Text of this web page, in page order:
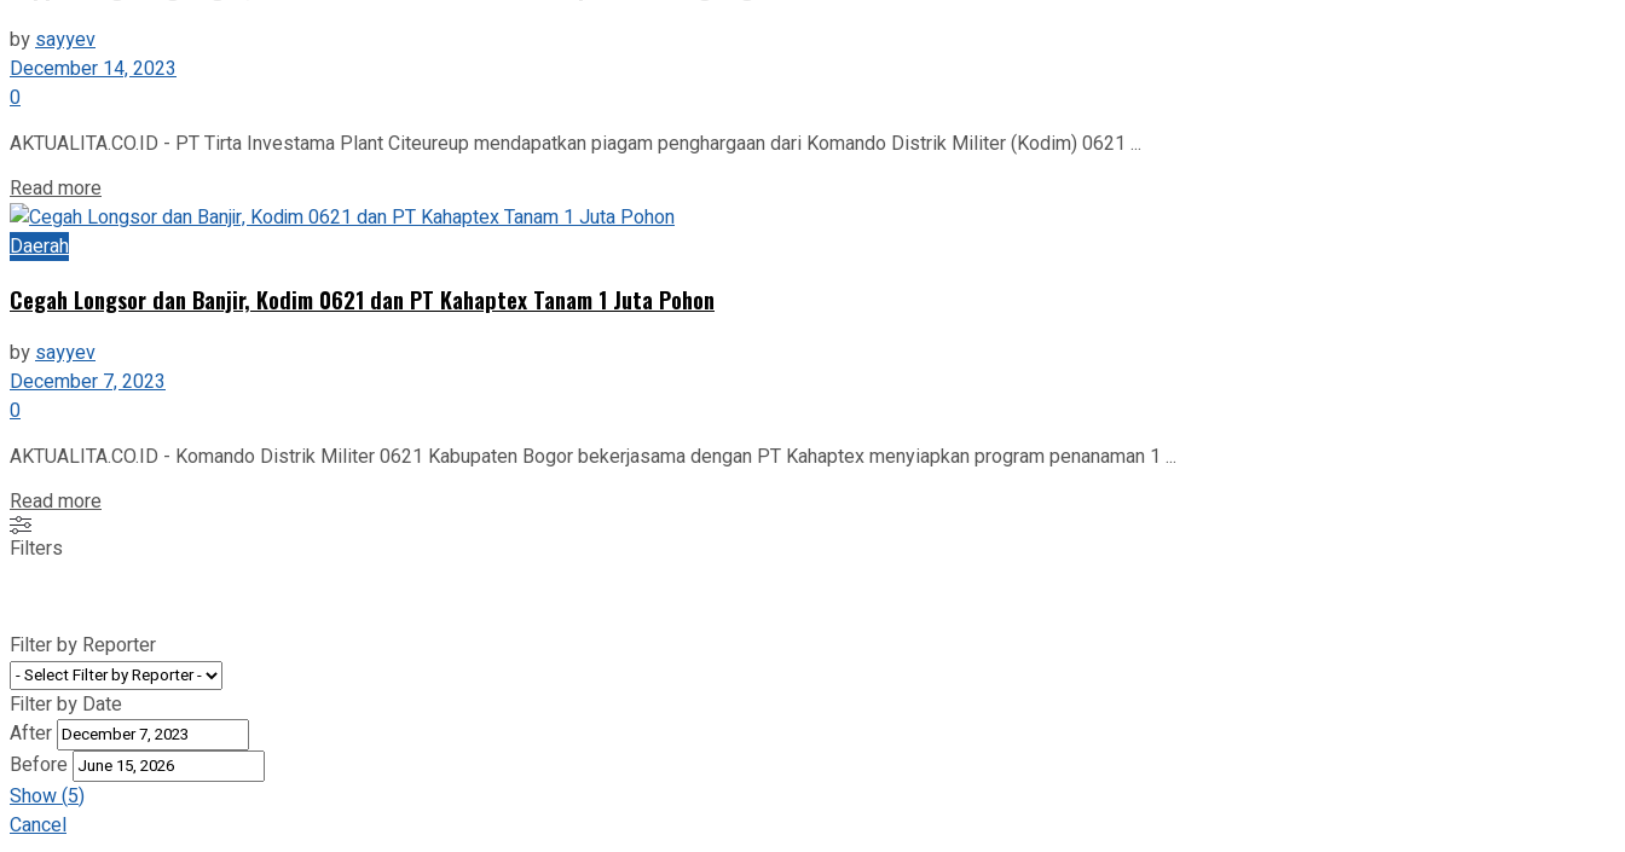
by sayyev
December 14, 2023
0
AKTUALITA.CO.ID - PT Tirta Investama Plant Citeureup mendapatkan piagam penghargaan dari Komando Distrik Militer (Kodim) 0621 ...
Read more
Daerah
Cegah Longsor dan Banjir, Kodim 0621 dan PT Kahaptex Tanam 1 Juta Pohon
bysayyev
December 7, 2023
0
AKTUALITA.CO.ID - Komando Distrik Militer 0621 Kabupaten Bogor bekerjasama dengan PT Kahaptex menyiapkan program penanaman 1 ...
Read more
Filters
Filter by Reporter
Filter by Date
After
Before
Show(5)
Cancel